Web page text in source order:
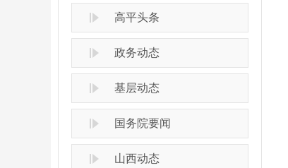
高平头条
政务动态
基层动态
国务院要闻
山西动态